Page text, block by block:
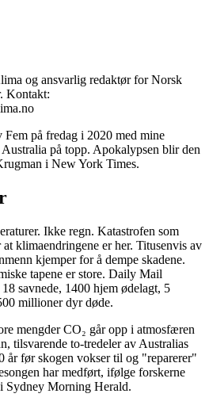
og ansvarlig redaktør for Norsk
Kontakt:
Fem på fredag i 2020 med mine
på topp. Apokalypsen blir den
i New York Times.
Ikke regn. Katastrofen som
klimaendringene er her. Titusenvis av
kjemper for å dempe skadene.
tapene er store. Daily Mail
savnede, 1400 hjem ødelagt, 5
millioner dyr døde.
mengder CO₂ går opp i atmosfæren
tilsvarende to-tredeler av Australias
år før skogen vokser til og "reparerer"
har medført, ifølge forskerne
i Sydney Morning Herald.